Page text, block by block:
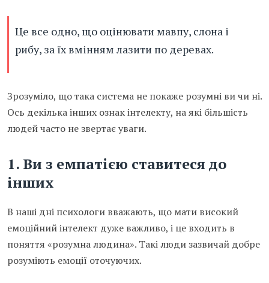
Це все одно, що оцінювати мавпу, слона і
рибу, за їх вмінням лазити по деревах.
Зрозуміло, що така система не покаже розумні ви чи ні.
Ось декілька інших ознак інтелекту, на які більшість
людей часто не звертає уваги.
1. Ви з емпатією ставитеся до
інших
В наші дні психологи вважають, що мати високий
емоційний інтелект дуже важливо, і це входить в
поняття «розумна людина». Такі люди зазвичай добре
розуміють емоції оточуючих.